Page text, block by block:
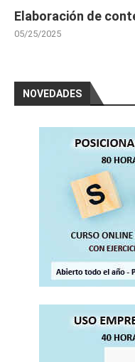
Elaboración de
05/25/2025
NOVEDADES